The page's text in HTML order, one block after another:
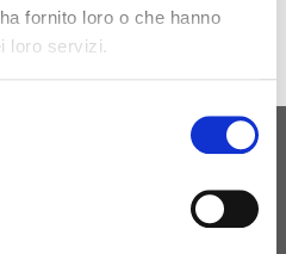
fornito loro o che hanno
loro servizi.
NOUS